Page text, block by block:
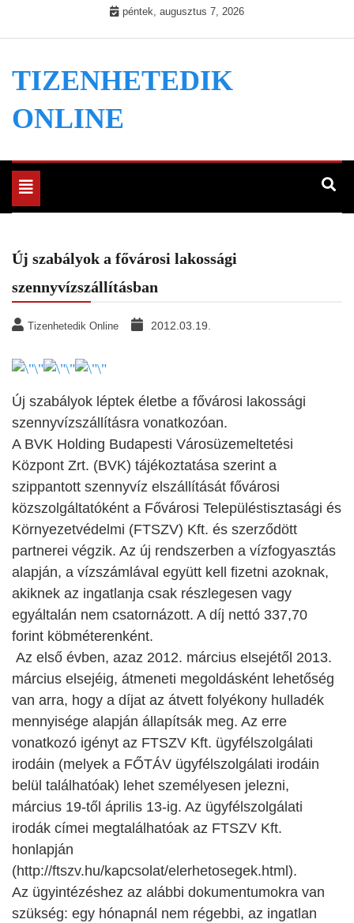
péntek, augusztus 7, 2026
TIZENHETEDIK
ONLINE
Toggle
navigation
Új szabályok a fővárosi lakossági
szennyvízszállításban
Tizenhetedik Online 2012.03.19.
Új szabályok léptek életbe a fővárosi lakossági
szennyvízszállításra vonatkozóan.
A BVK Holding Budapesti Városüzemeltetési
Központ Zrt. (BVK) tájékoztatása szerint a
szippantott szennyvíz elszállítását fővárosi
közszolgáltatóként a Fővárosi Településtisztasági és
Környezetvédelmi (FTSZV) Kft. és szerződött
partnerei végzik. Az új rendszerben a vízfogyasztás
alapján, a vízszámlával együtt kell fizetni azoknak,
akiknek az ingatlanja csak részlegesen vagy
egyáltalán nem csatornázott. A díj nettó 337,70
forint köbméterenként.
Az első évben, azaz 2012. március elsejétől 2013.
március elsejéig, átmeneti megoldásként lehetőség
van arra, hogy a díjat az átvett folyékony hulladék
mennyisége alapján állapítsák meg. Az erre
vonatkozó igényt az FTSZV Kft. ügyfélszolgálati
irodáin (melyek a FŐTÁV ügyfélszolgálati irodáin
belül találhatóak) lehet személyesen jelezni,
március 19-től április 13-ig. Az ügyfélszolgálati
irodák címei megtalálhatóak az FTSZV Kft.
honlapján
(http://ftszv.hu/kapcsolat/elerhetosegek.html).
Az ügyintézéshez az alábbi dokumentumokra van
szükség: egy hónapnál nem régebbi, az ingatlan